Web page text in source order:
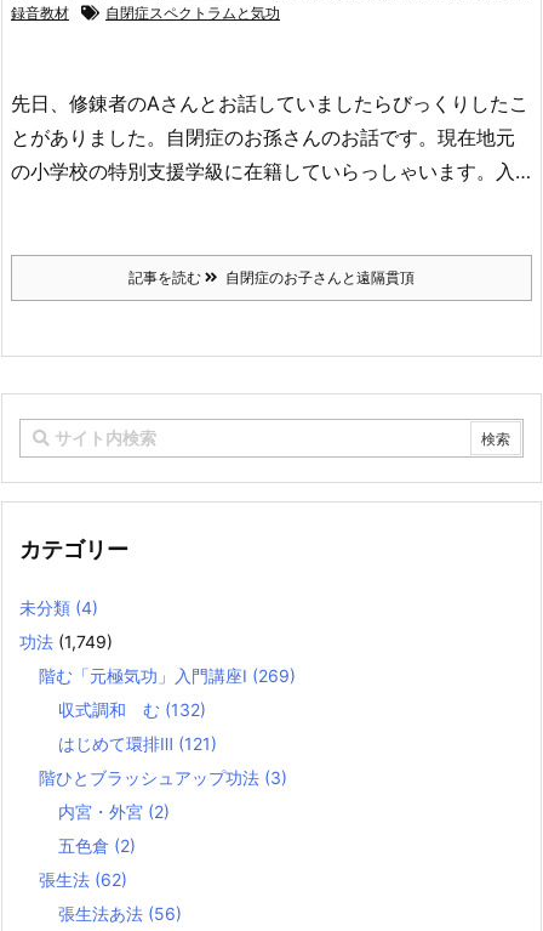
録音教材
自閉症スペクトラムと気功
先日、修錬者のAさんとお話していましたらびっくりしたこ
とがありました。自閉症のお孫さんのお話です。現在地元
の小学校の特別支援学級に在籍していらっしゃいます。入…
記事を読む 自閉症のお子さんと遠隔貫頂
カテゴリー
未分類 (4)
功法 (1,749)
階む「元極気功」入門講座Ⅰ (269)
収式調和 む (132)
はじめて環排Ⅲ (121)
階ひとブラッシュアップ功法 (3)
内宮・外宮 (2)
五色倉 (2)
張生法 (62)
張生法あ法 (56)